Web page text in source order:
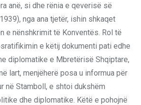
anë, si dhe rënia e qeverisë së
nga ana tjetër, ishin shkaqet
e nënshkrimit të Konventës. Rol të
e këtij dokumenti pati edhe
diplomatike e Mbretërisë Shqiptare,
lart, menjëherë posa u informua për
në Stamboll, e shtoi dukshëm
dhe diplomatike. Këtë e pohojnë